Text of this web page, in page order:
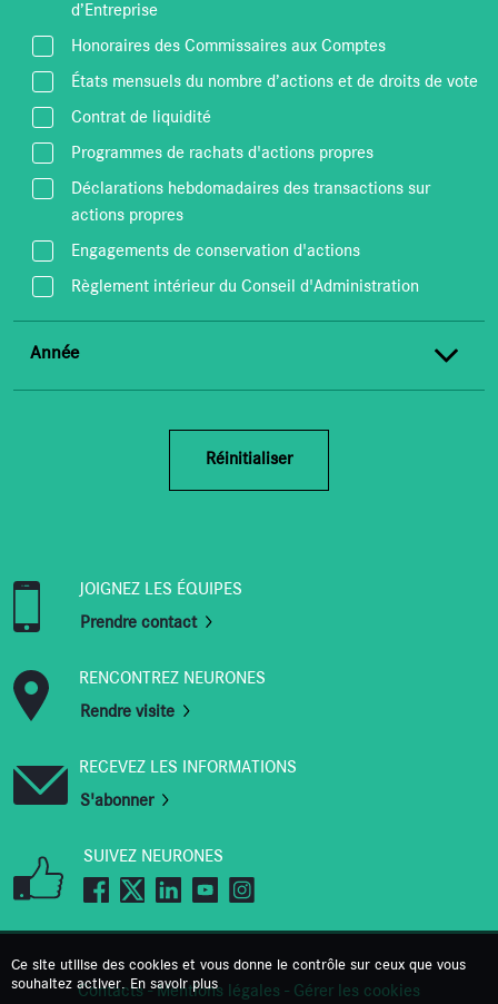
d’Entreprise
Honoraires des Commissaires aux Comptes
États mensuels du nombre d’actions et de droits de vote
Contrat de liquidité
Programmes de rachats d'actions propres
Déclarations hebdomadaires des transactions sur
actions propres
Engagements de conservation d'actions
Règlement intérieur du Conseil d'Administration
Année
Réinitialiser
JOIGNEZ LES ÉQUIPES
Prendre contact
RENCONTREZ NEURONES
Rendre visite
RECEVEZ LES INFORMATIONS
S'abonner
SUIVEZ NEURONES
Contacts-Mentions légales - Gérer les cookies
Ce site utilise des cookies et vous donne le contrôle sur ceux que vous
souhaitez activer.En savoir plus